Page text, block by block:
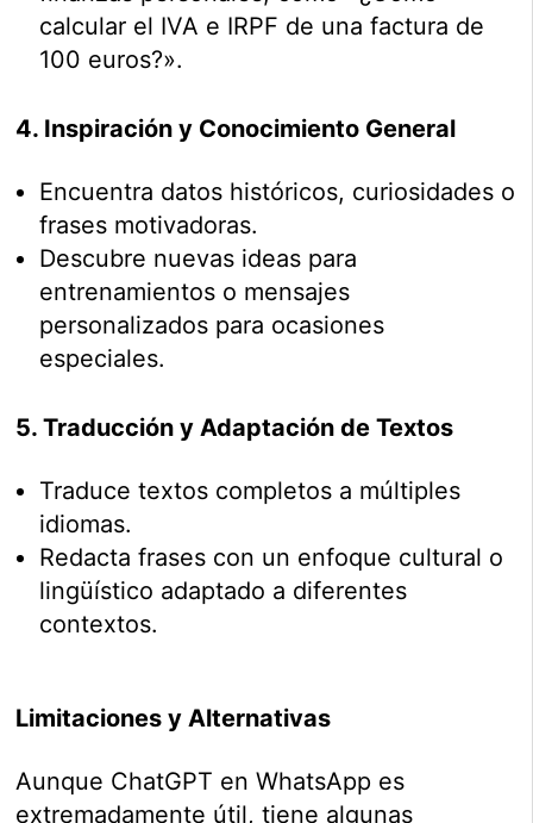
calcular el IVA e IRPF de una factura de
100 euros?».
4. Inspiración y Conocimiento General
Encuentra datos históricos, curiosidades o
frases motivadoras.
Descubre nuevas ideas para
entrenamientos o mensajes
personalizados para ocasiones
especiales.
5. Traducción y Adaptación de Textos
Traduce textos completos a múltiples
idiomas.
Redacta frases con un enfoque cultural o
lingüístico adaptado a diferentes
contextos.
Limitaciones y Alternativas
Aunque ChatGPT en WhatsApp es
extremadamente útil, tiene algunas